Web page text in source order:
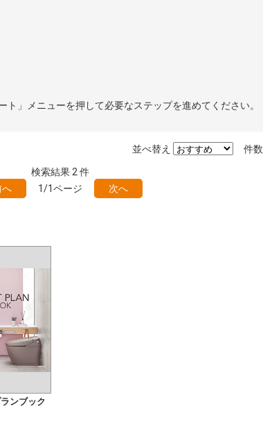
」メニューを押して必要なステップを進めてください。
件数
並べ替え
検索結果 2 件
へ
1/1ページ 次へ
ンブック